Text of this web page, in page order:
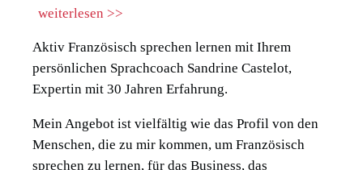
weiterlesen >>
Aktiv Französisch sprechen lernen mit Ihrem
persönlichen Sprachcoach Sandrine Castelot,
Expertin mit 30 Jahren Erfahrung.
Mein Angebot ist vielfältig wie das Profil von den
Menschen, die zu mir kommen, um Französisch
sprechen zu lernen, für das Business, das